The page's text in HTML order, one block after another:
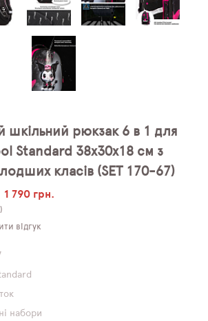
шкільний рюкзак 6 в 1 для
Standard 38х30х18 см з
класів (SET 170-67)
1 790 грн.
відгук
набори